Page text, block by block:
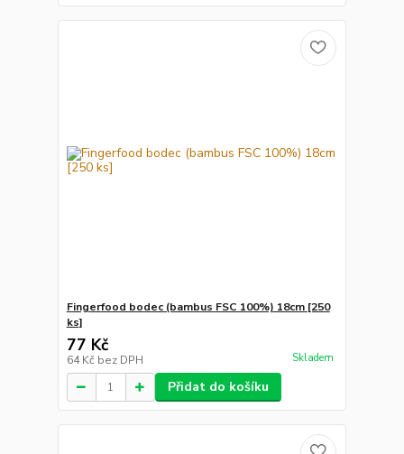
Fingerfood bodec (bambus FSC 100%) 18cm [250
ks]
77 Kč
64 Kč bez DPH Skladem
Přidat do košíku